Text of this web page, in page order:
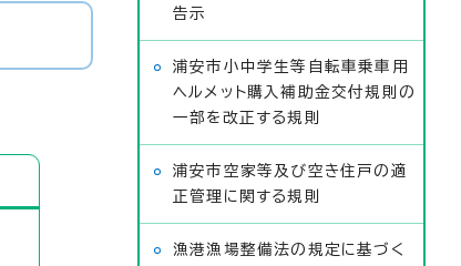
告示
浦安市小中学生等自転車乗車用
ヘルメット購入補助金交付規則の
一部を改正する規則
浦安市空家等及び空き住戸の適
正管理に関する規則
漁港漁場整備法の規定に基づく